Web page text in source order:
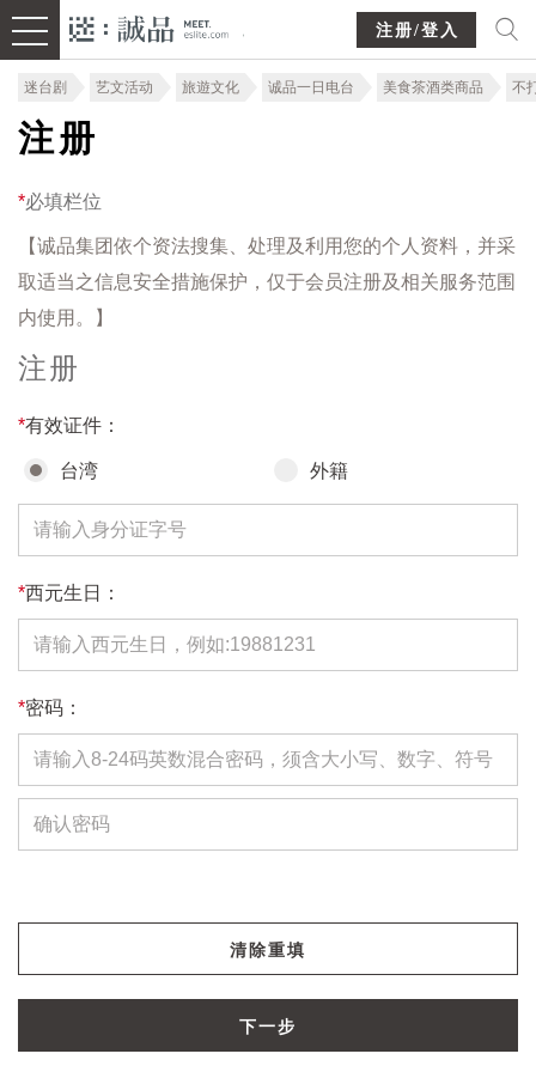
注册/登入
迷台剧 艺文活动 旅遊文化 诚品一日电台 美食茶酒类商品 不
注册
*必填栏位
【诚品集团依个资法搜集、处理及利用您的个人资料，并采
取适当之信息安全措施保护，仅于会员注册及相关服务范围
内使用。】
注册
*有效证件：
台湾 外籍
*西元生日：
*密码：